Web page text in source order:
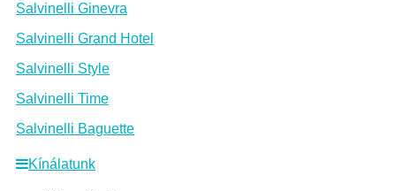
Salvinelli Ginevra
Salvinelli Grand Hotel
Salvinelli Style
Salvinelli Time
Salvinelli Baguette
Kínálatunk